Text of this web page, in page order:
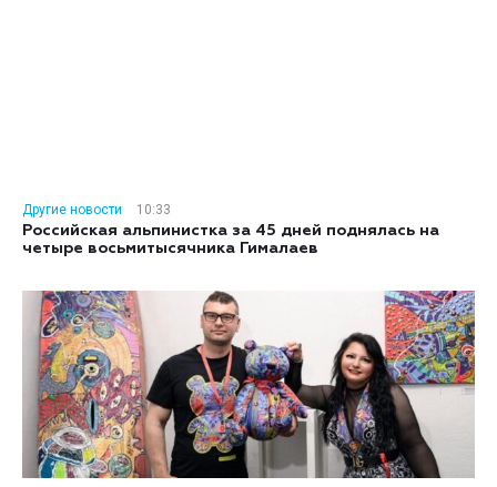
Другие новости
10:33
Российская альпинистка за 45 дней поднялась на
четыре восьмитысячника Гималаев